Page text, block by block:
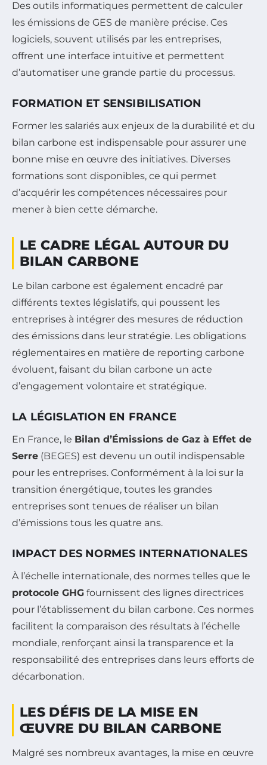
Des outils informatiques permettent de calculer
les émissions de GES de manière précise. Ces
logiciels, souvent utilisés par les entreprises,
offrent une interface intuitive et permettent
d’automatiser une grande partie du processus.
FORMATION ET SENSIBILISATION
Former les salariés aux enjeux de la durabilité et du
bilan carbone est indispensable pour assurer une
bonne mise en œuvre des initiatives. Diverses
formations sont disponibles, ce qui permet
d’acquérir les compétences nécessaires pour
mener à bien cette démarche.
LE CADRE LÉGAL AUTOUR DU
BILAN CARBONE
Le bilan carbone est également encadré par
différents textes législatifs, qui poussent les
entreprises à intégrer des mesures de réduction
des émissions dans leur stratégie. Les obligations
réglementaires en matière de reporting carbone
évoluent, faisant du bilan carbone un acte
d’engagement volontaire et stratégique.
LA LÉGISLATION EN FRANCE
En France, le Bilan d’Émissions de Gaz à Effet de
Serre (BEGES) est devenu un outil indispensable
pour les entreprises. Conformément à la loi sur la
transition énergétique, toutes les grandes
entreprises sont tenues de réaliser un bilan
d’émissions tous les quatre ans.
IMPACT DES NORMES INTERNATIONALES
À l’échelle internationale, des normes telles que le
protocole GHG fournissent des lignes directrices
pour l’établissement du bilan carbone. Ces normes
facilitent la comparaison des résultats à l’échelle
mondiale, renforçant ainsi la transparence et la
responsabilité des entreprises dans leurs efforts de
décarbonation.
LES DÉFIS DE LA MISE EN
ŒUVRE DU BILAN CARBONE
Malgré ses nombreux avantages, la mise en œuvre